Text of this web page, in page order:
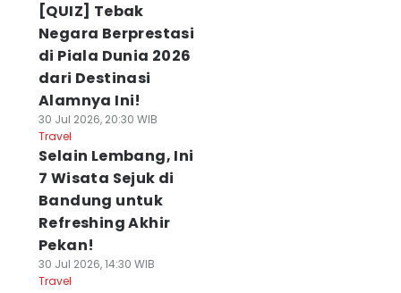
[QUIZ] Tebak
Negara Berprestasi
di Piala Dunia 2026
dari Destinasi
Alamnya Ini!
30 Jul 2026, 20:30 WIB
Travel
Selain Lembang, Ini
7 Wisata Sejuk di
Bandung untuk
Refreshing Akhir
Pekan!
30 Jul 2026, 14:30 WIB
Travel